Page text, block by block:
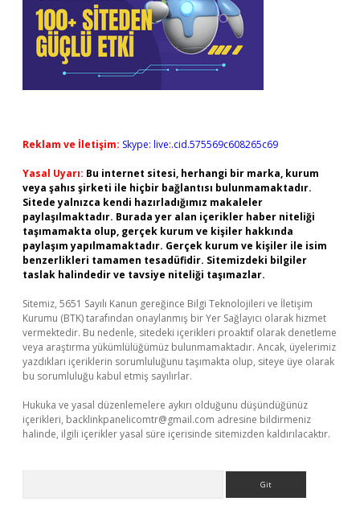
Reklam ve İletişim: Skype: live:.cid.575569c608265c69
Yasal Uyarı: Bu internet sitesi, herhangi bir marka, kurum
veya şahıs şirketi ile hiçbir bağlantısı bulunmamaktadır.
Sitede yalnızca kendi hazırladığımız makaleler
paylaşılmaktadır. Burada yer alan içerikler haber niteliği
taşımamakta olup, gerçek kurum ve kişiler hakkında
paylaşım yapılmamaktadır. Gerçek kurum ve kişiler ile isim
benzerlikleri tamamen tesadüfidir. Sitemizdeki bilgiler
taslak halindedir ve tavsiye niteliği taşımazlar.
Sitemiz, 5651 Sayılı Kanun gereğince Bilgi Teknolojileri ve İletişim
Kurumu (BTK) tarafından onaylanmış bir Yer Sağlayıcı olarak hizmet
vermektedir. Bu nedenle, sitedeki içerikleri proaktif olarak denetleme
veya araştırma yükümlülüğümüz bulunmamaktadır. Ancak, üyelerimiz
yazdıkları içeriklerin sorumluluğunu taşımakta olup, siteye üye olarak
bu sorumluluğu kabul etmiş sayılırlar.
Hukuka ve yasal düzenlemelere aykırı olduğunu düşündüğünüz
içerikleri, backlinkpanelicomtr@gmail.com adresine bildirmeniz
halinde, ilgili içerikler yasal süre içerisinde sitemizden kaldırılacaktır.